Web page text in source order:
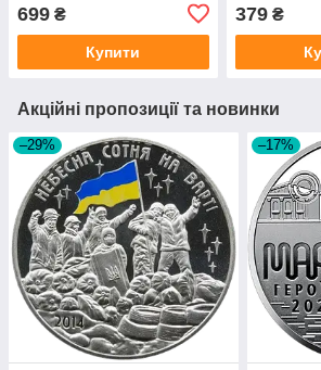
699 ₴
Купити
379₴
Акційні пропозиції та новинки
–29% –17%